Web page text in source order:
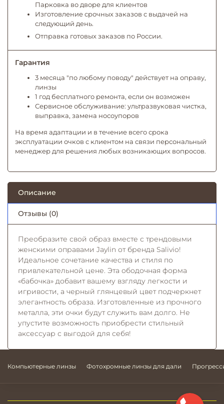
Парковка во дворе для клиентов
Изготовление срочных заказов с выдачей на
следующий день.
Отправка готовых заказов по России.
Гарантия
3 месяца "по любому поводу" действует на оправу,
линзы
1 год бесплатного ремонта, если он возможен
Сервисное обслуживание: ультразвуковая чистка,
выправка, замена носоупоров
На время адаптации и в течение всего срока
эксплуатации очков с клиентом на связи персональный
менеджер для решения любых возникающих вопросов.
Описание
Отзывы (0)
Преобразите свой образ вместе с трендовыми
женскими оправами Jaylin от бренда Salivio!
Идеальное сочетание качества и стиля по
привлекательной цене. Эта ободочная форма
«бабочка» добавит вашему взгляду легкости и
игривости, а черный глянцевый цвет подчеркнет
элегантность образа. Изготовленные из прочного
металла, эти очки будут служить вам долго. Не
упустите возможность приобрести стильный
аксессуар с выгодой для себя!
Компьютерные линзы Фотохромные линзы для дали